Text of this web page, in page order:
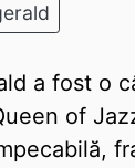
a fost o
of